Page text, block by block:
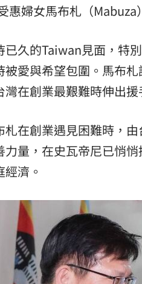
惠婦女馬布札（Mabuza
已久的Taiwan見面，特
被愛與希望包圍。馬布
在創業最艱難時伸出
在創業遇見困難時，
力量，在史瓦帝尼已悄
濟。